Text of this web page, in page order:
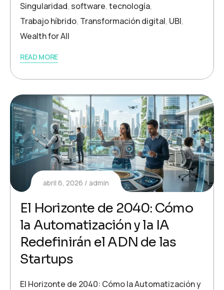
Singularidad, software,tecnología,
Trabajo híbrido, Transformación digital, UBI,
Wealth for All
READ MORE
abril 6, 2026 admin
El Horizonte de 2040: Cómo
la Automatización y la IA
Redefinirán el ADN de las
Startups
El Horizonte de 2040: Cómo la Automatización y